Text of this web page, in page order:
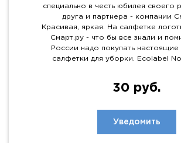
специально в честь юбилея своего
друга и партнера - компании
Красивая, яркая. На салфетке
Смарт.ру - что бы все знали и
России надо покупать
салфетки для уборки. Ecolabel
30 руб.
Уведомить